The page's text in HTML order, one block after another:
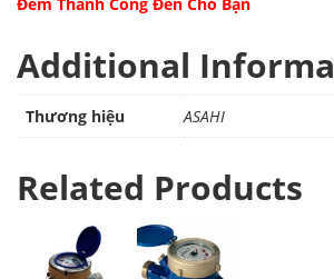
Additional
Thương hiệu ASAHI
Related Products